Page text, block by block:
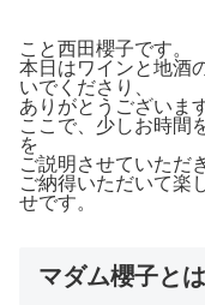
こと西田櫻子です。
本日はワインと地酒
いでくださり、
ありがとうございま
ここで、少しお時間
を
ご説明させていただ
ご納得いただいて楽
せです。
マダム櫻子とは